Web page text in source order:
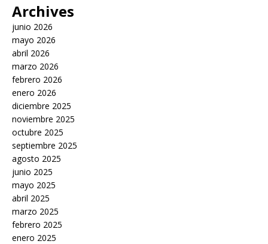
Archives
junio 2026
mayo 2026
abril 2026
marzo 2026
febrero 2026
enero 2026
diciembre 2025
noviembre 2025
octubre 2025
septiembre 2025
agosto 2025
junio 2025
mayo 2025
abril 2025
marzo 2025
febrero 2025
enero 2025